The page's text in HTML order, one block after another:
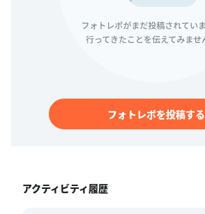
フォトレポを投稿する
アクティビティ履歴